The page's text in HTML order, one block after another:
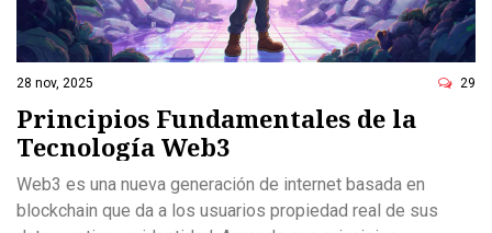
28 nov, 2025 29
Principios Fundamentales de la
Tecnología Web3
Web3 es una nueva generación de internet basada en
blockchain que da a los usuarios propiedad real de sus